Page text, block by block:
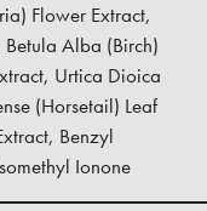
Flower Extract,
Alba (Birch)
Urtica Dioica
(Horsetail) Leaf
Benzyl
Ionone